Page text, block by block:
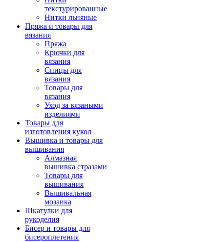
текстурированные
Нитки льняные
Пряжа и товары для
вязания
Пряжа
Крючки для
вязания
Спицы для
вязания
Товары для
вязания
Уход за вязаными
изделиями
Товары для
изготовления кукол
Вышивка и товары для
вышивания
Алмазная
вышивка стразами
Товары для
вышивания
Вышивальная
мозаика
Шкатулки для
рукоделия
Бисер и товары для
бисероплетения